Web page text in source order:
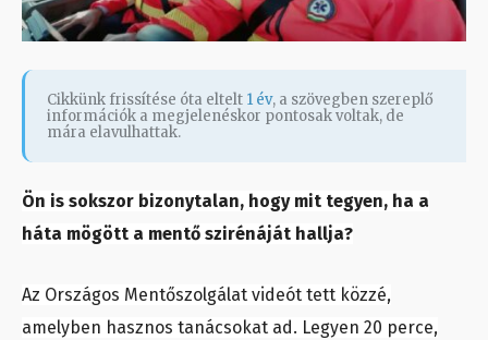
Cikkünk frissítése óta eltelt 1 év, a szövegben szereplő
információk a megjelenéskor pontosak voltak, de
mára elavulhattak.
Ön is sokszor bizonytalan, hogy mit tegyen, ha a
háta mögött a mentő szirénáját hallja?
Az Országos Mentőszolgálat videót tett közzé,
amelyben hasznos tanácsokat ad. Legyen 20 perce,